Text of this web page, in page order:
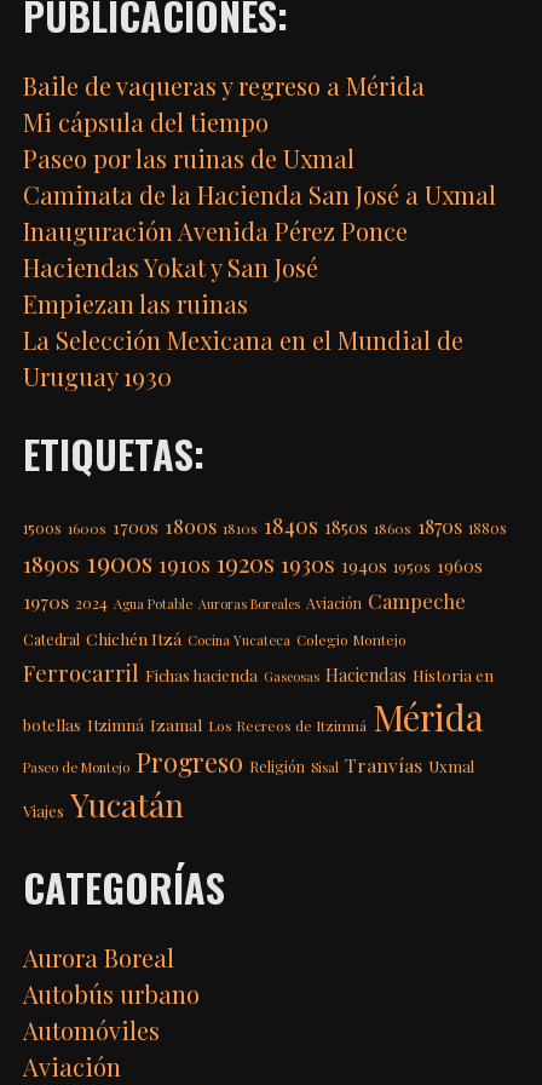
PUBLICACIONES:
Baile de vaqueras y regreso a Mérida
Mi cápsula del tiempo
Paseo por las ruinas de Uxmal
Caminata de la Hacienda San José a Uxmal
Inauguración Avenida Pérez Ponce
Haciendas Yokat y San José
Empiezan las ruinas
La Selección Mexicana en el Mundial de
Uruguay 1930
ETIQUETAS:
1500s 1600s 1700s 1800s 1810s 1840s 1850s 1860s 1870s 1880s
1890s 1900s 1910s 1920s 1930s 1940s 1950s 1960s
1970s 2024 Agua Potable Auroras Boreales Aviación Campeche
Catedral Chichén Itzá Cocina Yucateca Colegio Montejo
Ferrocarril Fichas hacienda Gaseosas Haciendas Historia en
botellas Itzimná Izamal Los Recreos de Itzimná Mérida
Paseo de Montejo Progreso Religión Sisal Tranvías Uxmal
Viajes Yucatán
CATEGORÍAS
Aurora Boreal
Autobús urbano
Automóviles
Aviación